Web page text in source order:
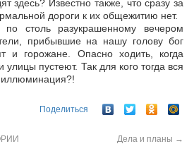
здесь? Известно также, что сразу за
дороги к их общежитию нет.
столь разукрашенному вечером
прибывшие на нашу голову бог
и горожане. Опасно ходить, когда
пустеют. Так для кого тогда вся
Поделиться
Дела и планы →